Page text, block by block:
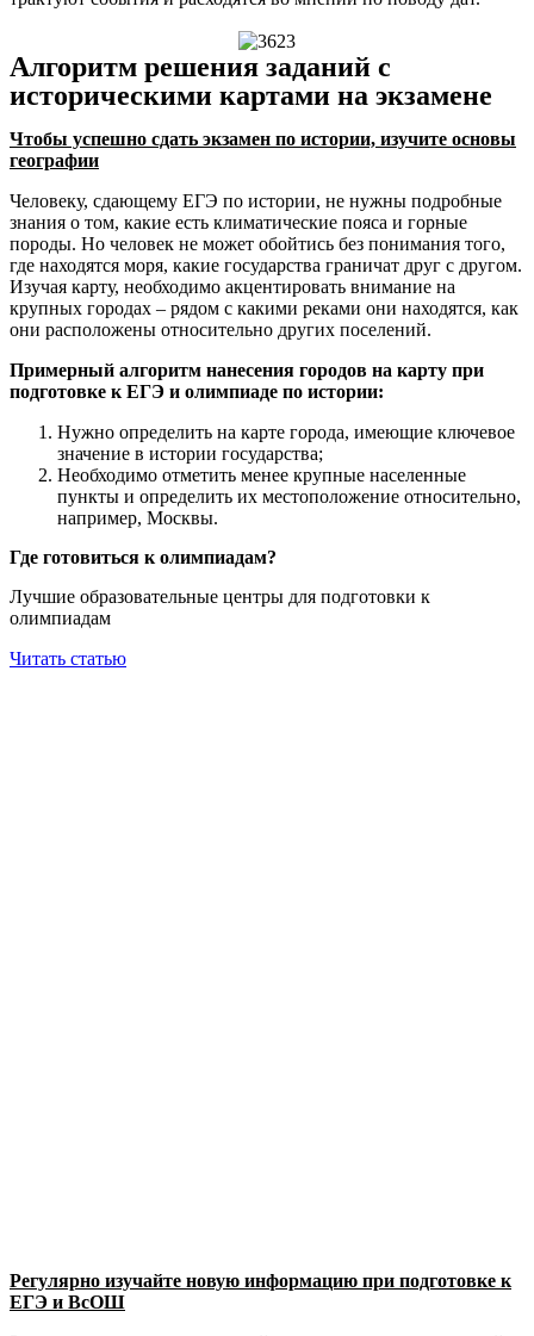
Алгоритм решения заданий с
историческими картами на экзамене
Чтобы успешно сдать экзамен по истории, изучите основы
географии
Человеку, сдающему ЕГЭ по истории, не нужны подробные
знания о том, какие есть климатические пояса и горные
породы. Но человек не может обойтись без понимания того,
где находятся моря, какие государства граничат друг с другом.
Изучая карту, необходимо акцентировать внимание на
крупных городах – рядом с какими реками они находятся, как
они расположены относительно других поселений.
Примерный алгоритм нанесения городов на карту при
подготовке к ЕГЭ и олимпиаде по истории:
Нужно определить на карте города, имеющие ключевое
значение в истории государства;
Необходимо отметить менее крупные населенные
пункты и определить их местоположение относительно,
например, Москвы.
Где готовиться к олимпиадам?
Лучшие образовательные центры для подготовки к
олимпиадам
Читать статью
Регулярно изучайте новую информацию при подготовке к
ЕГЭ и ВсОШ